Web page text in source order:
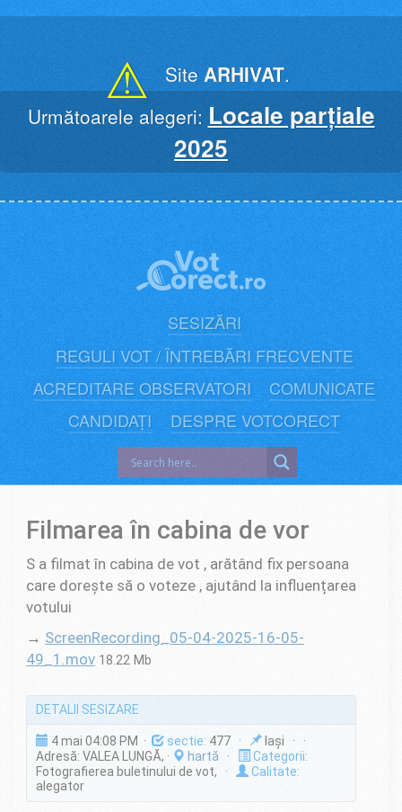
⚠ Site ARHIVAT.
Următoarele alegeri: Locale parțiale
2025
SESIZĂRI
REGULI VOT / ÎNTREBĂRI FRECVENTE
ACREDITARE OBSERVATORI
COMUNICATE
CANDIDAȚI
DESPRE VOTCORECT
Filmarea în cabina de vor
S a filmat în cabina de vot , arătând fix persoana
care dorește să o voteze , ajutând la influențarea
votului
→ ScreenRecording_05-04-2025-16-05-
49_1.mov 18.22 Mb
DETALII SESIZARE
4 mai 04:08 PM · sectie: 477 ·
Iași · ·
Adresă: VALEA LUNGĂ, ·
hartă ·
Categorii:
Fotografierea buletinului de vot,
·
Calitate:
alegator